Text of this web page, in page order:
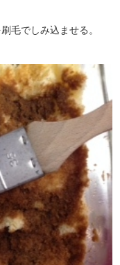
毛でしみ込ませる。